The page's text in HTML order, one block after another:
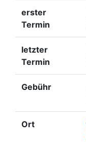
erster
Termin
letzter
Termin
Gebühr
Ort